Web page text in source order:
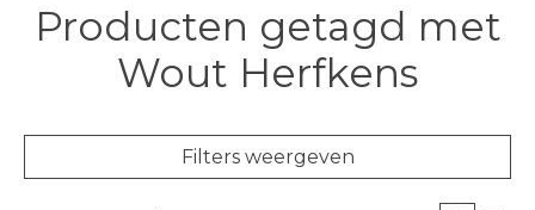
Producten getagd met
Wout Herfkens
Filters weergeven